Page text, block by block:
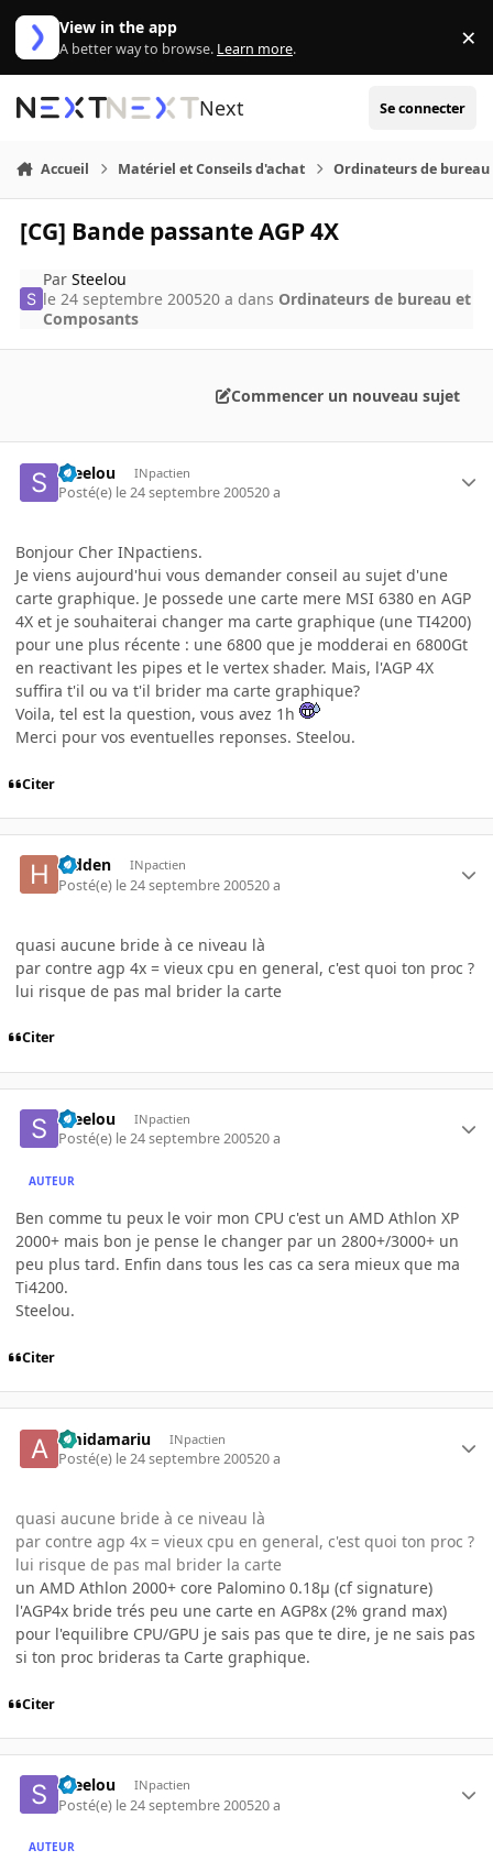
Aller au contenu
View in the app
A better way to browse. Learn more. ×
Next Se connecter
Accueil Matériel et Conseils d'achat Ordinateurs de bureau
[CG] Bande passante AGP 4X
ParSteelou
le 24 septembre 200520 a dans Ordinateurs de bureau et
Composants
Commencer un nouveau sujet
Steelou INpactien
Posté(e) le 24 septembre 200520 a
Bonjour Cher INpactiens.
Je viens aujourd'hui vous demander conseil au sujet d'une
carte graphique. Je possede une carte mere MSI 6380 en AGP
4X et je souhaiterai changer ma carte graphique (une TI4200)
pour une plus récente : une 6800 que je modderai en 6800Gt
en reactivant les pipes et le vertex shader. Mais, l'AGP 4X
suffira t'il ou va t'il brider ma carte graphique?
Voila, tel est la question, vous avez 1h
Merci pour vos eventuelles reponses. Steelou.
Citer
hidden INpactien
Posté(e) le 24 septembre 200520 a
quasi aucune bride à ce niveau là
par contre agp 4x = vieux cpu en general, c'est quoi ton proc ?
lui risque de pas mal brider la carte
Citer
Steelou INpactien
Posté(e) le 24 septembre 200520 a
AUTEUR
Ben comme tu peux le voir mon CPU c'est un AMD Athlon XP
2000+ mais bon je pense le changer par un 2800+/3000+ un
peu plus tard. Enfin dans tous les cas ca sera mieux que ma
Ti4200.
Steelou.
Citer
amidamariu INpactien
Posté(e) le 24 septembre 200520 a
quasi aucune bride à ce niveau là
par contre agp 4x = vieux cpu en general, c'est quoi ton proc ?
lui risque de pas mal brider la carte
un AMD Athlon 2000+ core Palomino 0.18µ (cf signature)
l'AGP4x bride trés peu une carte en AGP8x (2% grand max)
pour l'equilibre CPU/GPU je sais pas que te dire, je ne sais pas
si ton proc brideras ta Carte graphique.
Citer
Steelou INpactien
Posté(e) le 24 septembre 200520 a
AUTEUR